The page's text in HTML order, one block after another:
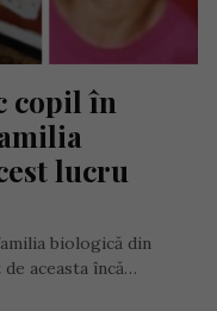
copil în
lucru
biologică din
aceasta încă…